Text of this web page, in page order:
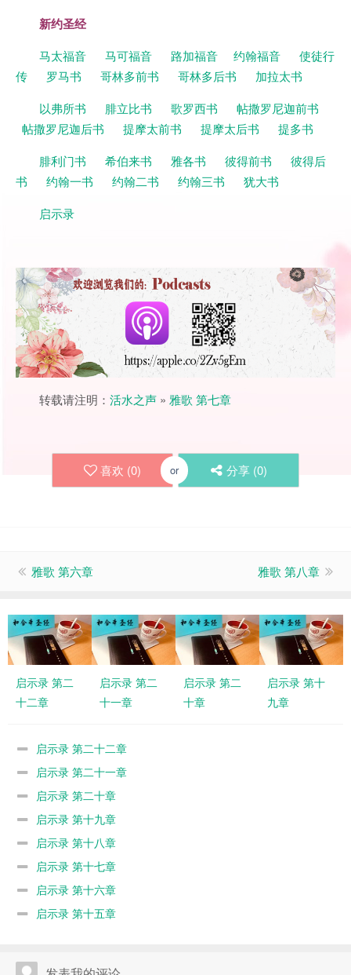
新约圣经
马太福音 马可福音 路加福音 约翰福音
使徒行
传
罗马书 哥林多前书 哥林多后书
加拉太书
以弗所书
腓立比书 歌罗西书
帖撒罗尼迦前书
帖撒罗尼迦后书
提摩太前书 提摩太后书
提多书
腓利门书
希伯来书 雅各书 彼得前书
彼得后
书
约翰一书 约翰二书 约翰三书
犹大书
启示录
转载请注明： 活水之声 » 雅歌 第七章
喜欢 (0) or 分享 (0)
雅歌 第六章 雅歌 第八章
启示录 第二
十二章
启示录 第二
十一章
启示录 第二
十章
启示录 第十
九章
启示录 第二十二章
启示录 第二十一章
启示录 第二十章
启示录 第十九章
启示录 第十八章
启示录 第十七章
启示录 第十六章
启示录 第十五章